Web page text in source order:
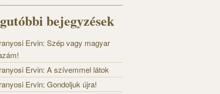
bejegyzések
Ervin: Szép vagy magyar
Ervin: A szívemmel látok
Ervin: Gondoljuk újra!